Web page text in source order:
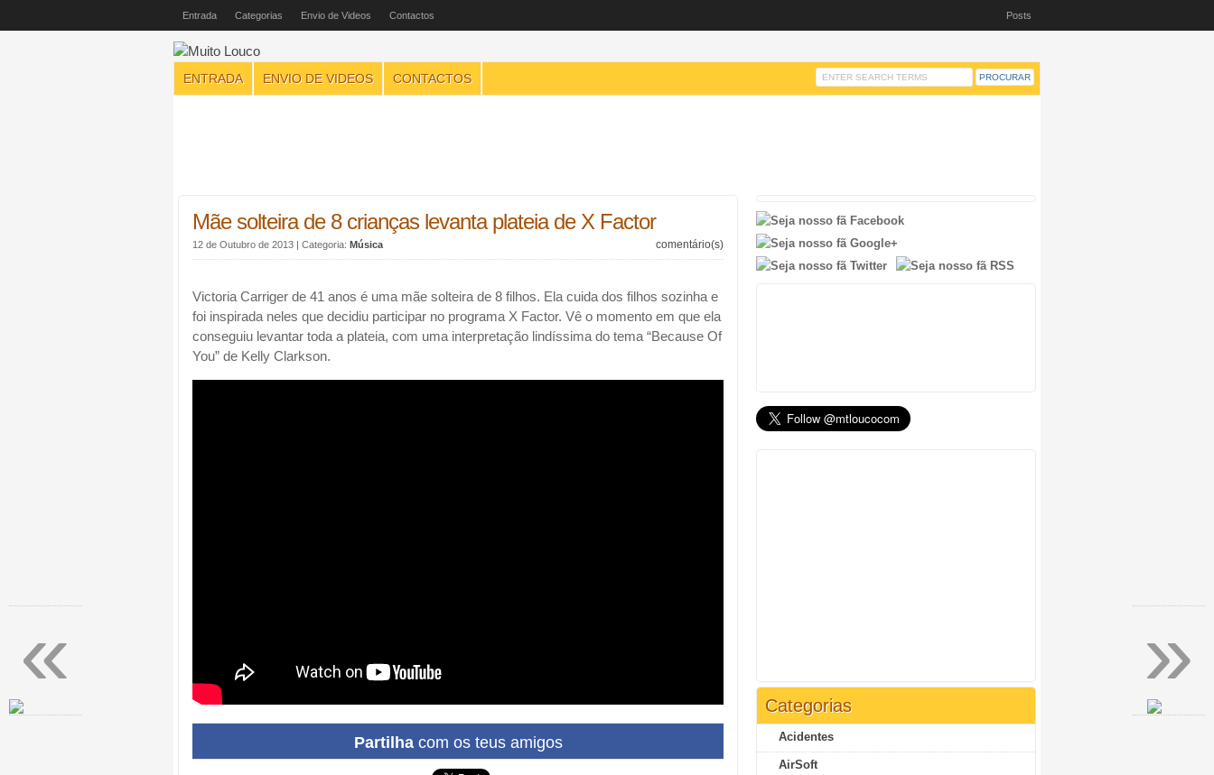
Entrada Categorias Envio de Videos Contactos Posts
ENTRADA ENVIO DE VIDEOS CONTACTOS
Mãe solteira de 8 crianças levanta plateia de X Factor
12 de Outubro de 2013 | Categoria: Música comentário(s)
Victoria Carriger de 41 anos é uma mãe solteira de 8 filhos. Ela cuida dos filhos sozinha e
foi inspirada neles que decidiu participar no programa X Factor. Vê o momento em que ela
conseguiu levantar toda a plateia, com uma interpretação lindíssima do tema “Because Of
You” de Kelly Clarkson.
Partilhacom os teus amigos
Categorias
Acidentes
AirSoft
»
«